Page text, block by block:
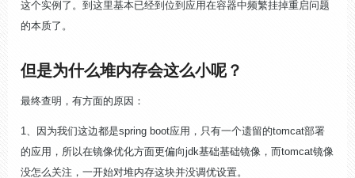
这个实例了。到这里基本已经到位到应用在容器中频繁挂掉重启问题
的本质了。
但是为什么堆内存会这么小呢？
最终查明，有方面的原因：
1、因为我们这边都是spring boot应用，只有一个遗留的tomcat部署
的应用，所以在镜像优化方面更偏向jdk基础基础镜像，而tomcat镜像
没怎么关注，一开始对堆内存这块并没调优设置。